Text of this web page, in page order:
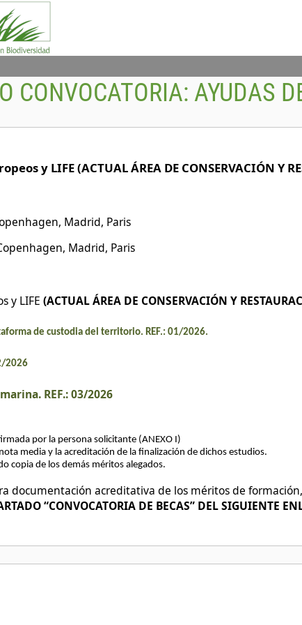
CONVOCATORIA: AYUDAS
y LIFE (ACTUAL ÁREA DE CONSERVACIÓN Y
Madrid, Paris
Madrid, Paris
y LIFE (ACTUAL ÁREA DE CONSERVACIÓN Y
de custodia del territorio. REF.: 01/2026.
2026
REF.: 03/2026
por la persona solicitante (ANEXO I)
media y la acreditación de la finalización de dichos estudios.
copia de los demás méritos alegados.
documentación acreditativa de los méritos de
“CONVOCATORIA DE BECAS” DEL